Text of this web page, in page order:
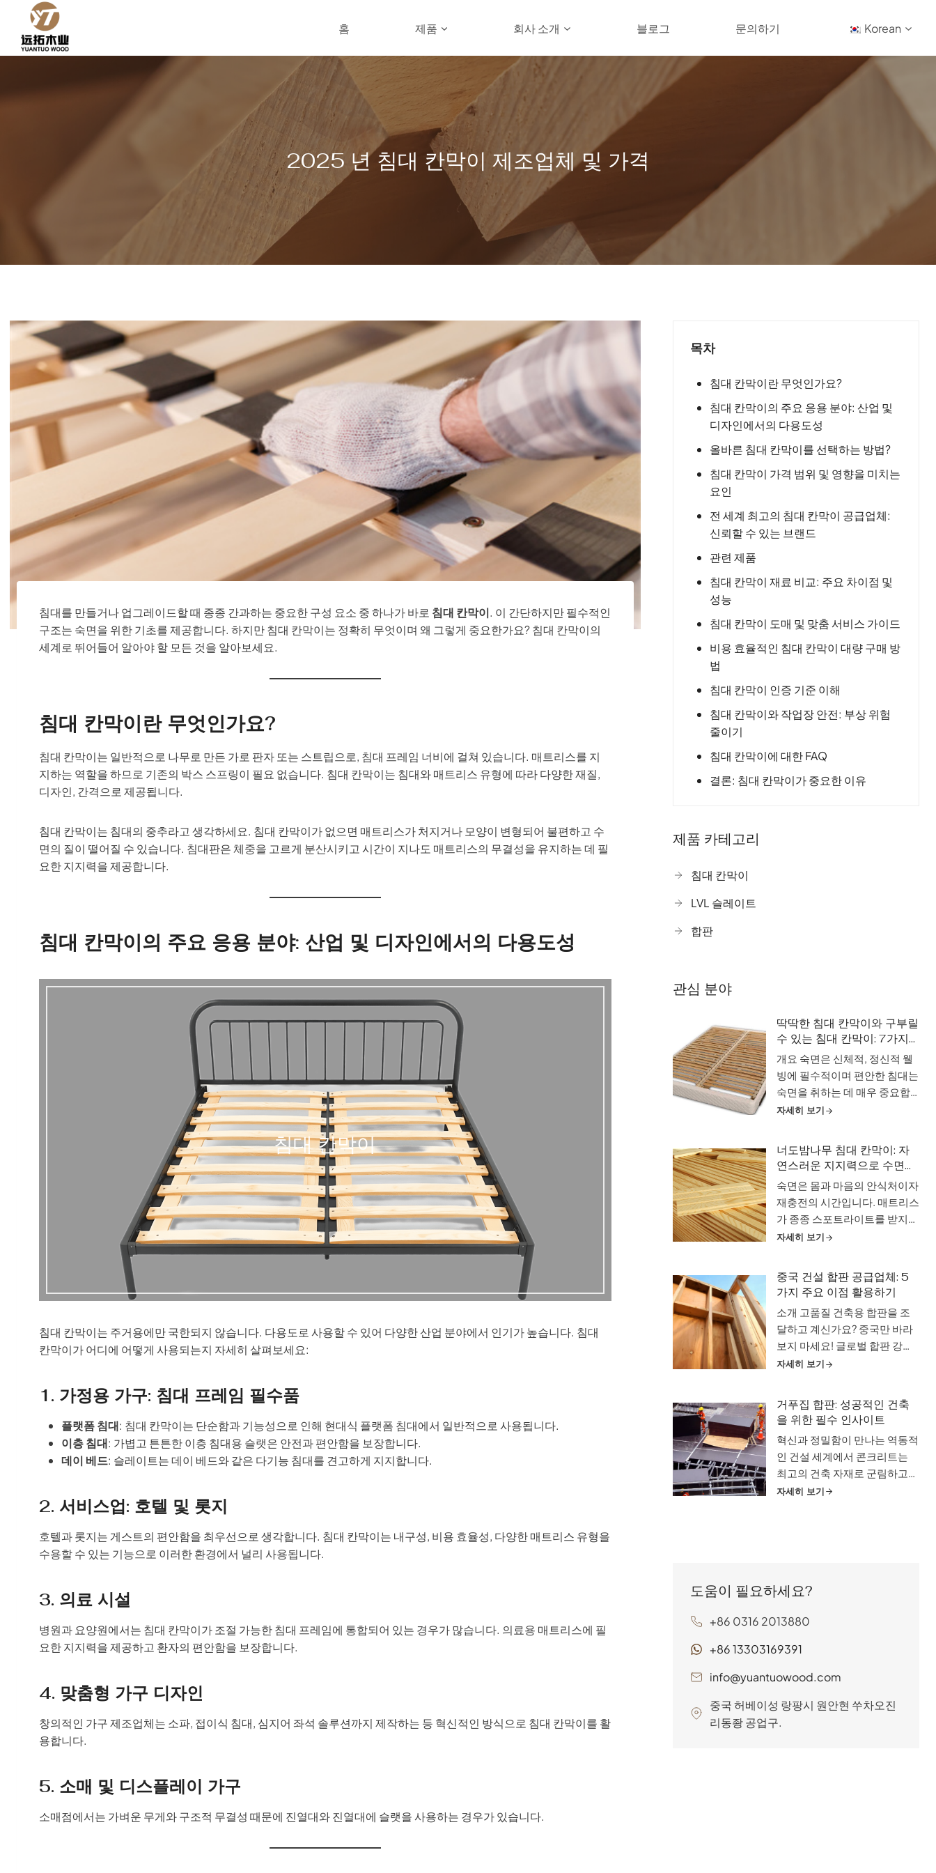
로
홈 제품 회사 소개 블로그 문의하기 Korean
2025 년 침대 칸막이 제조업체 및 가격
침대를 만들거나 업그레이드할 때 종종 간과하는 중요한 구성 요소 중 하나가 바로 침대 칸막이. 이 간단하지만 필수적인
구조는 숙면을 위한 기초를 제공합니다. 하지만 침대 칸막이는 정확히 무엇이며 왜 그렇게 중요한가요? 침대 칸막이의
세계로 뛰어들어 알아야 할 모든 것을 알아보세요.
침대 칸막이란 무엇인가요?
침대 칸막이는 일반적으로 나무로 만든 가로 판자 또는 스트립으로, 침대 프레임 너비에 걸쳐 있습니다. 매트리스를 지
지하는 역할을 하므로 기존의 박스 스프링이 필요 없습니다. 침대 칸막이는 침대와 매트리스 유형에 따라 다양한 재질,
디자인, 간격으로 제공됩니다.
침대 칸막이는 침대의 중추라고 생각하세요. 침대 칸막이가 없으면 매트리스가 처지거나 모양이 변형되어 불편하고 수
면의 질이 떨어질 수 있습니다. 침대판은 체중을 고르게 분산시키고 시간이 지나도 매트리스의 무결성을 유지하는 데 필
요한 지지력을 제공합니다.
침대 칸막이의 주요 응용 분야: 산업 및 디자인에서의 다용도성
침대 칸막이
침대 칸막이는 주거용에만 국한되지 않습니다. 다용도로 사용할 수 있어 다양한 산업 분야에서 인기가 높습니다. 침대
칸막이가 어디에 어떻게 사용되는지 자세히 살펴보세요:
1. 가정용 가구: 침대 프레임 필수품
플랫폼 침대: 침대 칸막이는 단순함과 기능성으로 인해 현대식 플랫폼 침대에서 일반적으로 사용됩니다.
이층 침대: 가볍고 튼튼한 이층 침대용 슬랫은 안전과 편안함을 보장합니다.
데이 베드: 슬레이트는 데이 베드와 같은 다기능 침대를 견고하게 지지합니다.
2. 서비스업: 호텔 및 롯지
호텔과 롯지는 게스트의 편안함을 최우선으로 생각합니다. 침대 칸막이는 내구성, 비용 효율성, 다양한 매트리스 유형을
수용할 수 있는 기능으로 이러한 환경에서 널리 사용됩니다.
3. 의료 시설
병원과 요양원에서는 침대 칸막이가 조절 가능한 침대 프레임에 통합되어 있는 경우가 많습니다. 의료용 매트리스에 필
요한 지지력을 제공하고 환자의 편안함을 보장합니다.
4. 맞춤형 가구 디자인
창의적인 가구 제조업체는 소파, 접이식 침대, 심지어 좌석 솔루션까지 제작하는 등 혁신적인 방식으로 침대 칸막이를 활
용합니다.
5. 소매 및 디스플레이 가구
소매점에서는 가벼운 무게와 구조적 무결성 때문에 진열대와 진열대에 슬랫을 사용하는 경우가 있습니다.
목차
침대 칸막이란 무엇인가요?
침대 칸막이의 주요 응용 분야: 산업 및
디자인에서의 다용도성
올바른 침대 칸막이를 선택하는 방법?
침대 칸막이 가격 범위 및 영향을 미치는
요인
전 세계 최고의 침대 칸막이 공급업체:
신뢰할 수 있는 브랜드
관련 제품
침대 칸막이 재료 비교: 주요 차이점 및
성능
침대 칸막이 도매 및 맞춤 서비스 가이드
비용 효율적인 침대 칸막이 대량 구매 방
법
침대 칸막이 인증 기준 이해
침대 칸막이와 작업장 안전: 부상 위험
줄이기
침대 칸막이에 대한 FAQ
결론: 침대 칸막이가 중요한 이유
제품 카테고리
침대 칸막이
LVL 슬레이트
합판
관심 분야
딱딱한 침대 칸막이와 구부릴
수 있는 침대 칸막이: 7가지
놀라운 이점 공개
개요 숙면은 신체적, 정신적 웰
빙에 필수적이며 편안한 침대는
숙면을 취하는 데 매우 중요합
니다. 매트리스가 중심이 되는
제공하고 매트리스의 수명을 보
장하는 데 중요한 역할을 합니
다. 침대 슬랫, 침대를 연결하는
일련의 수평 지지대 ...
자세히 보기
너도밤나무 침대 칸막이: 자
연스러운 지지력으로 수면을
변화시키세요
숙면은 몸과 마음의 안식처이자
재충전의 시간입니다. 매트리스
가 종종 스포트라이트를 받지
만, 수면의 편안함을 제공하는
너도밤나무 침대 칸막이는 강
도, 유연성 및 자연의 아름다움
이 독특하게 조화를 이루는 최
고의 선택으로 떠오르고 있습니
다. 이...
자세히 보기
중국 건설 합판 공급업체: 5
가지 주요 이점 활용하기
소개 고품질 건축용 합판을 조
달하고 계신가요? 중국만 바라
보지 마세요! 글로벌 합판 강국
인 중국은 품질, 경제성, 다양성
많은 공급업체가 경쟁하고 있는
상황에서 올바른 공급업체를 어
떻게 선택해야 할까요? 이 블로
그 게시물에서는 중국 공급업체
와 파트너 관계를 맺어야 하는 5
가지 이유를 소개합니다.
자세히 보기
거푸집 합판: 성공적인 건축
을 위한 필수 인사이트
혁신과 정밀함이 만나는 역동적
인 건설 세계에서 콘크리트는
최고의 건축 자재로 군림하고
있습니다. 하지만 우뚝 솟은 고
영웅, 거푸집 합판이 있습니다.
합판은 특수 건축 패널입니다...
자세히 보기
도움이 필요하세요?
+86 0316 2013880
+86 13303169391
info@yuantuowood.com
중국 허베이성 랑팡시 원안현 쑤차오진
리동좡 공업구.